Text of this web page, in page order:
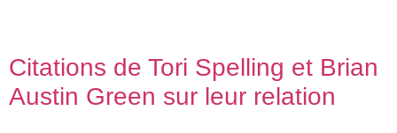
Citations de Tori Spelling et Brian
Austin Green sur leur relation